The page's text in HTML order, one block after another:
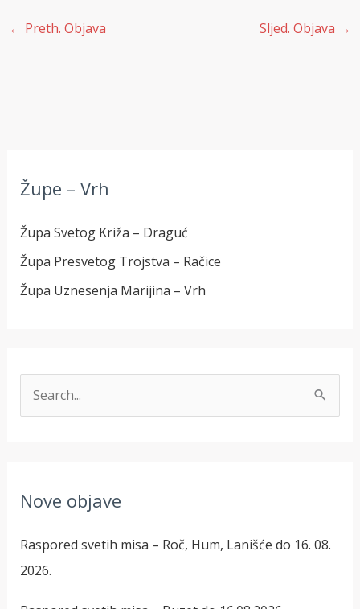
← Preth. Objava Sljed. Objava →
Župe – Vrh
Župa Svetog Križa – Draguć
Župa Presvetog Trojstva – Račice
Župa Uznesenja Marijina – Vrh
iNove objave
Raspored svetih misa – Roč, Hum, Lanišće do 16. 08.
2026.